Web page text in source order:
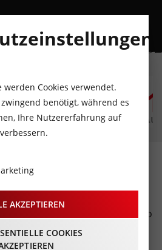
SA
8
AUGUST
SO
9
AUGUST
MO
10
AUGUST
· Coaching
Tirols beliebtesten Fitness-
dich passende Fitness-Studio
aus und leg los!
dabei deine persönlichen
Cookies verwendet.
benötigt, während es
Ihre Nutzererfahrung auf
AKZEPTIEREN
COOKIES